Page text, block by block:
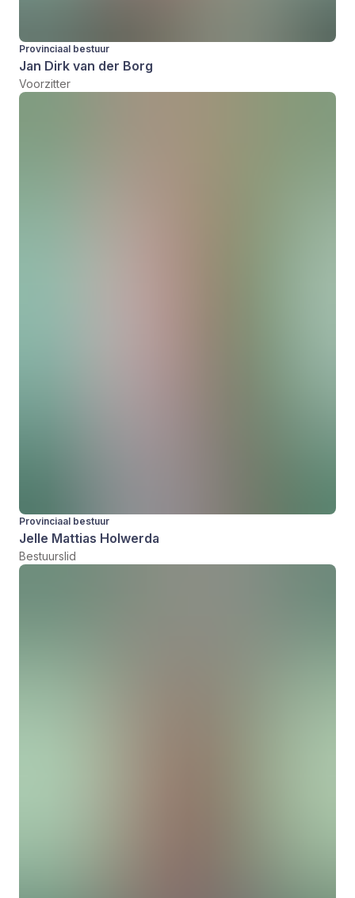
Provinciaal bestuur
Jan Dirk van der Borg
Voorzitter
Provinciaal bestuur
Jelle Mattias Holwerda
Bestuurslid